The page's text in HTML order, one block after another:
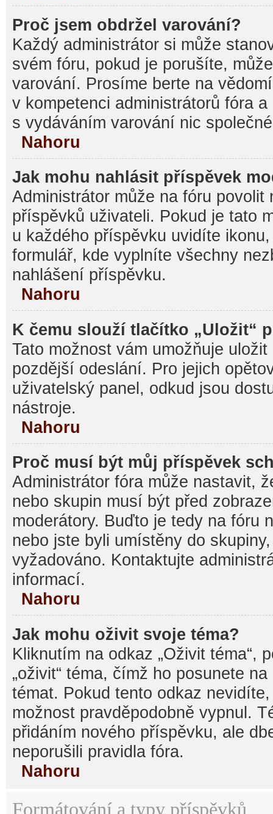
Proč jsem obdržel varování?
Každý administrátor si může
svém fóru, pokud je porušíte,
varování. Prosíme berte na
v kompetenci administrátorů fóra
s vydáváním varování nic
Nahoru
Jak mohu nahlásit příspěvek
Administrátor může na fóru povolit
příspěvků uživateli. Pokud je tato
u každého příspěvku uvidíte
formulář, kde vyplníte všechny
nahlášení příspěvku.
Nahoru
K čemu slouží tlačítko „Uložit“
Tato možnost vám umožňuje
pozdější odeslání. Pro jejich
uživatelský panel, odkud jsou
nástroje.
Nahoru
Proč musí být můj příspěvek
Administrátor fóra může nastavit,
nebo skupin musí být před
moderátory. Buďto je tedy na fóru
nebo jste byli umístěny do
vyžadováno. Kontaktujte
informací.
Nahoru
Jak mohu oživit svoje téma?
Kliknutím na odkaz „Oživit téma“,
„oživit“ téma, čímž ho posunete
témat. Pokud tento odkaz
možnost pravděpodobně vypnul.
přidáním nového příspěvku, ale
neporušili pravidla fóra.
Nahoru
Formátování a typy příspěvků